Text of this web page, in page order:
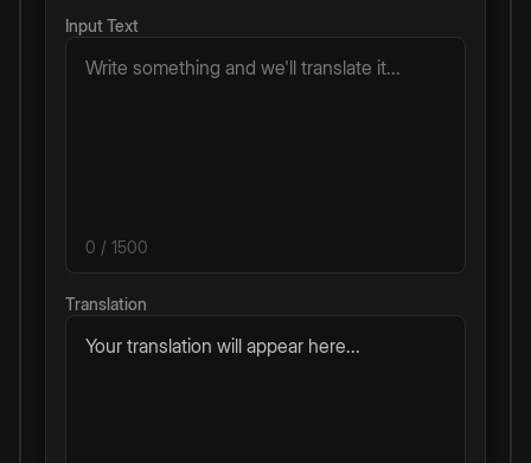
Input Text
0 / 1500
Translation
Your translation will appear here...